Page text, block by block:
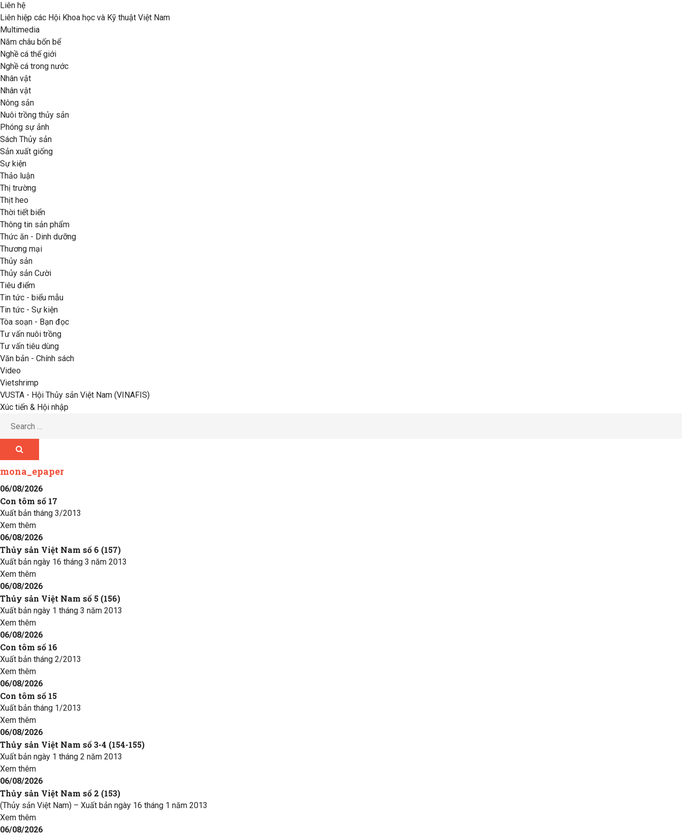
Liên hệ
Liên hiệp các Hội Khoa học và Kỹ thuật Việt Nam
Multimedia
Năm châu bốn bể
Nghề cá thế giới
Nghề cá trong nước
Nhân vật
Nhân vật
Nông sản
Nuôi trồng thủy sản
Phóng sự ảnh
Sách Thủy sản
Sản xuất giống
Sự kiện
Thảo luận
Thị trường
Thịt heo
Thời tiết biển
Thông tin sản phẩm
Thức ăn - Dinh dưỡng
Thương mại
Thủy sản
Thủy sản Cười
Tiêu điểm
Tin tức - biểu mẫu
Tin tức - Sự kiện
Tòa soạn - Bạn đọc
Tư vấn nuôi trồng
Tư vấn tiêu dùng
Văn bản - Chính sách
Video
Vietshrimp
VUSTA - Hội Thủy sản Việt Nam (VINAFIS)
Xúc tiến & Hội nhập
mona_epaper
06/08/2026
Con tôm số 17
Xuất bản tháng 3/2013
Xem thêm
06/08/2026
Thủy sản Việt Nam số 6 (157)
Xuất bản ngày 16 tháng 3 năm 2013
Xem thêm
06/08/2026
Thủy sản Việt Nam số 5 (156)
Xuất bản ngày 1 tháng 3 năm 2013
Xem thêm
06/08/2026
Con tôm số 16
Xuất bản tháng 2/2013
Xem thêm
06/08/2026
Con tôm số 15
Xuất bản tháng 1/2013
Xem thêm
06/08/2026
Thủy sản Việt Nam số 3-4 (154-155)
Xuất bản ngày 1 tháng 2 năm 2013
Xem thêm
06/08/2026
Thủy sản Việt Nam số 2 (153)
(Thủy sản Việt Nam) – Xuất bản ngày 16 tháng 1 năm 2013
Xem thêm
06/08/2026